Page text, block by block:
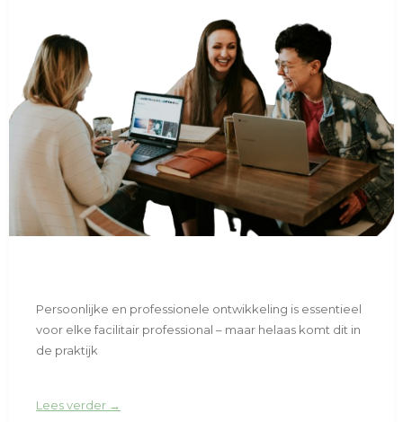
Persoonlijke en professionele ontwikkeling is essentieel
voor elke facilitair professional – maar helaas komt dit in
de praktijk
Lees verder →